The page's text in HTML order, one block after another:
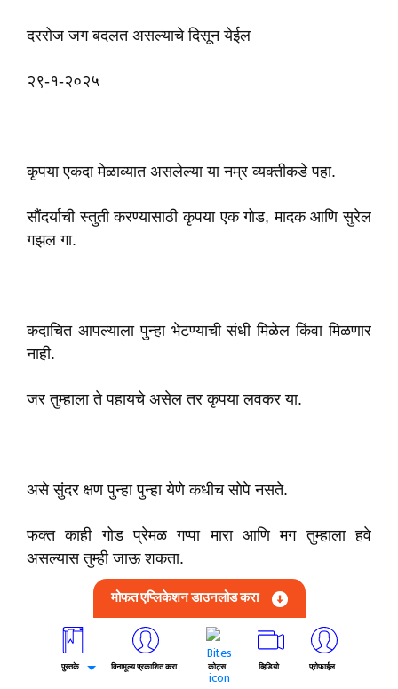
दररोज जग बदलत असल्याचे दिसून येईल
२९-१-२०२५
कृपया एकदा मेळाव्यात असलेल्या या नम्र व्यक्तीकडे पहा.
सौंदर्याची स्तुती करण्यासाठी कृपया एक गोड, मादक आणि सुरेल
गझल गा.
कदाचित आपल्याला पुन्हा भेटण्याची संधी मिळेल किंवा मिळणार
नाही.
जर तुम्हाला ते पहायचे असेल तर कृपया लवकर या.
असे सुंदर क्षण पुन्हा पुन्हा येणे कधीच सोपे नसते.
फक्त काही गोड प्रेमळ गप्पा मारा आणि मग तुम्हाला हवे
असल्यास तुम्ही जाऊ शकता.
सांगण्यासाठी खूप महत्त्वाच्या गोष्टी जमल्या आहेत.
मोफत एप्लिकेशन डाउनलोड करा
पुस्तके विनामूल्य प्रकाशित करा कोट्स व्हिडियो प्रोफाईल